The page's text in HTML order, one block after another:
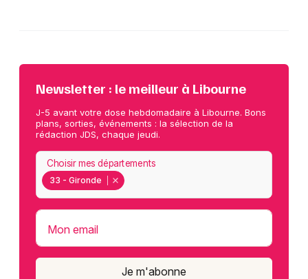
Newsletter : le meilleur à Libourne
J-5 avant votre dose hebdomadaire à Libourne. Bons
plans, sorties, événements : la sélection de la
rédaction JDS, chaque jeudi.
33 - Gironde
Choisir mes départements
Mon email
Je m'abonne